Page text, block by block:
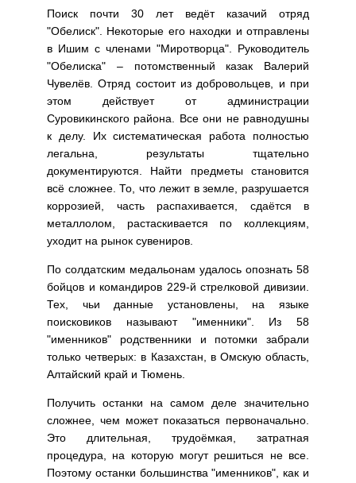
Поиск почти 30 лет ведёт казачий отряд
"Обелиск". Некоторые его находки и отправлены
в Ишим с членами "Миротворца". Руководитель
"Обелиска" – потомственный казак Валерий
Чувелёв. Отряд состоит из добровольцев, и при
этом действует от администрации
Суровикинского района. Все они не равнодушны
к делу. Их систематическая работа полностью
легальна, результаты тщательно
документируются. Найти предметы становится
всё сложнее. То, что лежит в земле, разрушается
коррозией, часть распахивается, сдаётся в
металлолом, растаскивается по коллекциям,
уходит на рынок сувениров.
По солдатским медальонам удалось опознать 58
бойцов и командиров 229-й стрелковой дивизии.
Тех, чьи данные установлены, на языке
поисковиков называют "именники". Из 58
"именников" родственники и потомки забрали
только четверых: в Казахстан, в Омскую область,
Алтайский край и Тюмень.
Получить останки на самом деле значительно
сложнее, чем может показаться первоначально.
Это длительная, трудоёмкая, затратная
процедура, на которую могут решиться не все.
Поэтому останки большинства "именников", как и